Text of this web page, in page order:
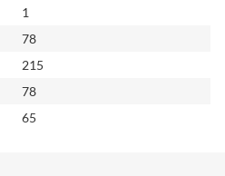
1
78
215
78
65